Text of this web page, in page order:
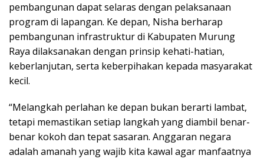
pembangunan dapat selaras dengan pelaksanaan
program di lapangan. Ke depan, Nisha berharap
pembangunan infrastruktur di Kabupaten Murung
Raya dilaksanakan dengan prinsip kehati-hatian,
keberlanjutan, serta keberpihakan kepada masyarakat
kecil.
“Melangkah perlahan ke depan bukan berarti lambat,
tetapi memastikan setiap langkah yang diambil benar-
benar kokoh dan tepat sasaran. Anggaran negara
adalah amanah yang wajib kita kawal agar manfaatnya